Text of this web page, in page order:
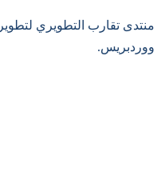
منتدى تقارب التطويري
ووردبريس.